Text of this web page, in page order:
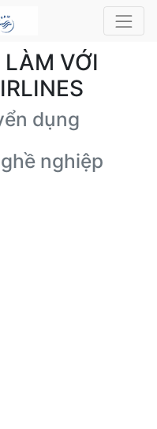
LÀM VỚI
dụng
nghiệp